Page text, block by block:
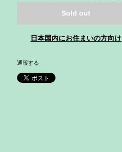
Sold out
日本国内にお住まいの方向け
通報する